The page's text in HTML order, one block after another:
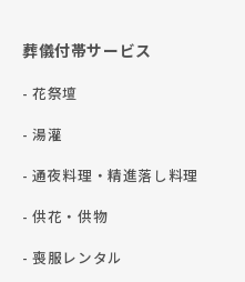
葬儀付帯サービス
- 花祭壇
- 湯灌
- 通夜料理・精進落し料理
- 供花・供物
- 喪服レンタル